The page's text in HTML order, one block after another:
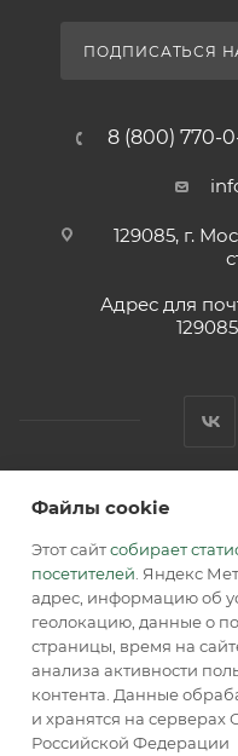
ПОДПИСАТЬСЯ
8 (800) 770-
129085, г.
Адрес для
2026 © Обращаем
информация,
информационный
офертой, определяемой
Файлы cookie
Этот сайтсобирает
посетителей . Яндекс
адрес, информацию об
геолокацию, данные о
страницы, время на
анализа активности
контента. Данные
и хранятся на серверах
Российской Федерации